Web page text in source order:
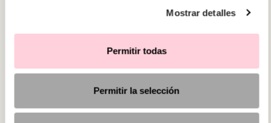
Mostrar detalles
Permitir todas
Permitir la selección
¿NECESITAS AYUDA?
PUNTOS DE VENTA